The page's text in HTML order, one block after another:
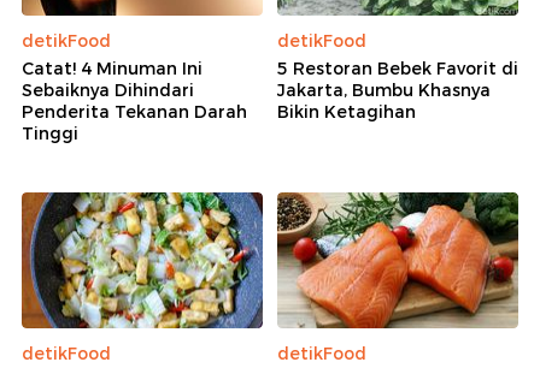
detikFood
Catat! 4 Minuman Ini
Sebaiknya Dihindari
Penderita Tekanan Darah
Tinggi
detikFood
5 Restoran Bebek Favorit di
Jakarta, Bumbu Khasnya
Bikin Ketagihan
detikFood
detikFood